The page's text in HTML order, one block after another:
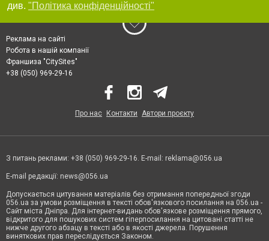
див. "Політика конфіденційності"
Реклама на сайті
Робота в нашій компанії
Франшиза "CitySites"
+38 (050) 969-29-16
Про нас Контакти Автори проєкту
З питань реклами: +38 (050) 969-29-16. E-mail: reklama@056.ua
E-mail редакції: news@056.ua
Допускається цитування матеріалів без отримання попередньої згоди
056.ua за умови розміщення в тексті обов'язкового посилання на 056.ua -
Сайт міста Дніпра. Для інтернет-видань обов'язкове розміщення прямого,
відкритого для пошукових систем гіперпосилання на цитовані статті не
нижче другого абзацу в тексті або в якості джерела. Порушення
виняткових прав переслідується Законом.